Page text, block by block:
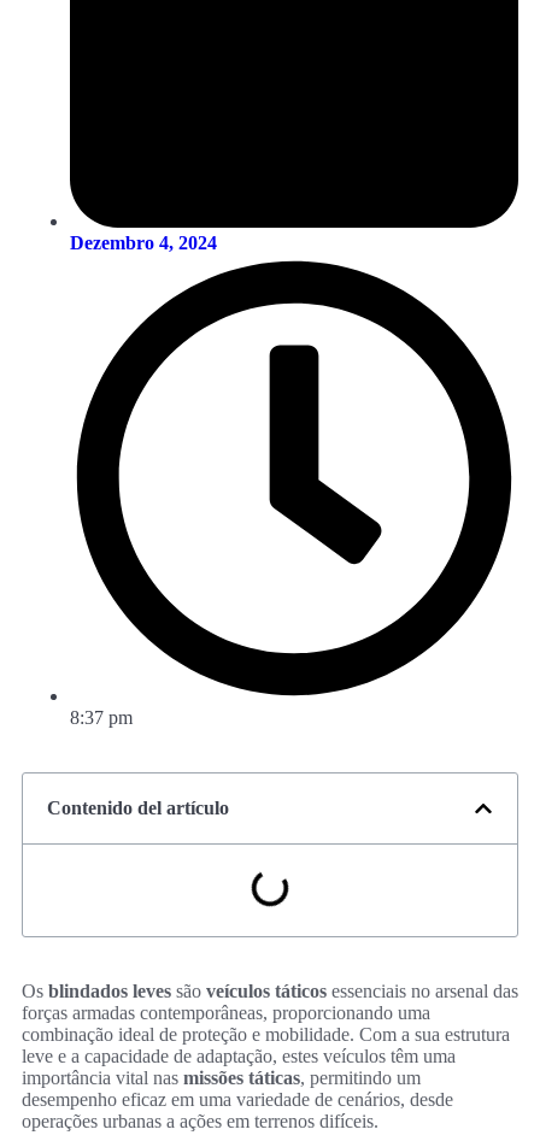
Dezembro 4, 2024
8:37 pm
Contenido del artículo
Os blindados leves são veículos táticos essenciais no arsenal das
forças armadas contemporâneas, proporcionando uma
combinação ideal de proteção e mobilidade. Com a sua estrutura
leve e a capacidade de adaptação, estes veículos têm uma
importância vital nas missões táticas, permitindo um
desempenho eficaz em uma variedade de cenários, desde
operações urbanas a ações em terrenos difíceis.